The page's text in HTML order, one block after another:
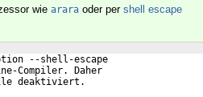
wie arara oder per shell escape
--shell-escape
Compiler. Daher
deaktiviert.